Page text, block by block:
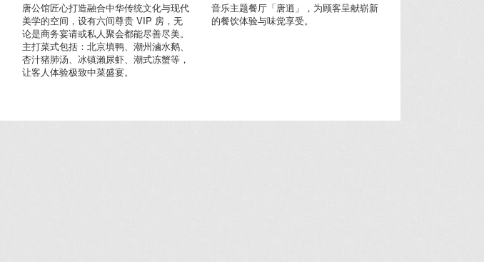
唐公馆匠心打造融合中华传统文化与现代
美学的空间，设有六间尊贵 VIP 房，无
论是商务宴请或私人聚会都能尽善尽美。
主打菜式包括：北京填鸭、潮州滷水鹅、
杏汁猪肺汤、冰镇瀨尿虾、潮式冻蟹等，
让客人体验极致中菜盛宴。
音乐主题餐厅「唐逍」，为顾客呈献崭新
的餐饮体验与味觉享受。